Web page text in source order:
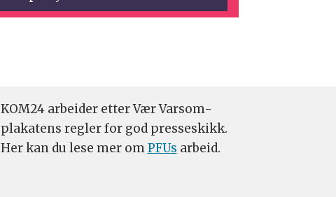
KOM24 arbeider etter Vær Varsom-
plakatens regler for god presseskikk.
Her kan du lese mer omPFUs arbeid.